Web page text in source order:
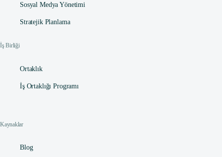
Sosyal Medya Yönetimi
Stratejik Planlama
İş Birliği
Ortaklık
İş Ortaklığı Programı
Kaynaklar
Blog